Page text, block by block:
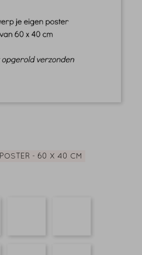
POSTER - 60 X 40 CM